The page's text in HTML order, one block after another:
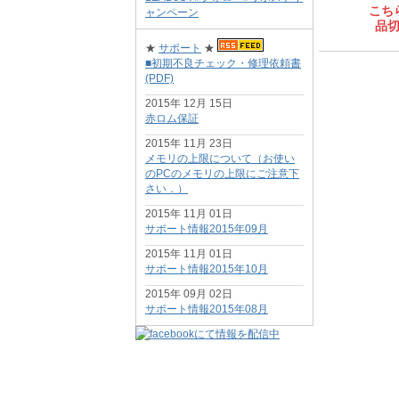
ス！
こち
品
ャンペーン
★ サポート ★
■初期不良チェック・修理依頼書
(PDF)
2015年 12月 15日
赤ロム保証
2015年 11月 23日
メモリの上限について（お使い
のPCのメモリの上限にご注意下
さい．）
2015年 11月 01日
サポート情報2015年09月
2015年 11月 01日
サポート情報2015年10月
2015年 09月 02日
サポート情報2015年08月